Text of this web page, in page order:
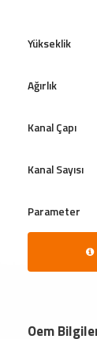
Yükseklik
Ağırlık
Kanal Çapı
Kanal Sayısı
Parameter
Oem